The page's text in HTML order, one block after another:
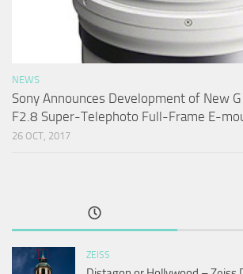
NEWS
Sony Announces Development of New
F2.8 Super-Telephoto Full-Frame E-
26 OCT, 2017
ZEISS